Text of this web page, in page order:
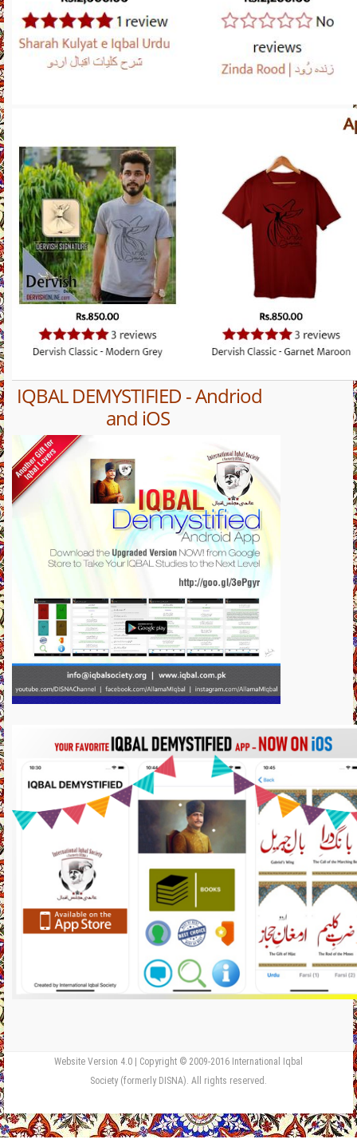
IQBAL DEMYSTIFIED - Andriod
and iOS
Website Version 4.0 | Copyright © 2009-2016 International Iqbal
Society (formerly DISNA). All rights reserved.